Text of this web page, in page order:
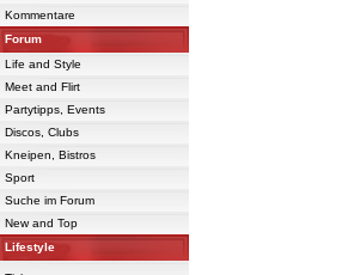
Kommentare
Forum
Life and Style
Meet and Flirt
Partytipps, Events
Discos, Clubs
Kneipen, Bistros
Sport
Suche im Forum
New and Top
Lifestyle